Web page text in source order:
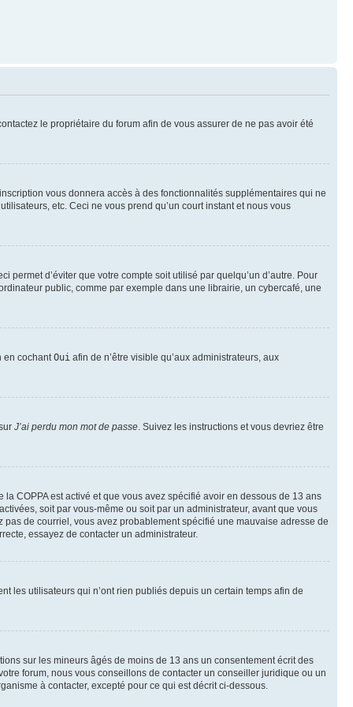
le propriétaire du forum afin de vous assurer de ne pas avoir été
vous donnera accès à des fonctionnalités supplémentaires qui ne
etc. Ceci ne vous prend qu’un court instant et nous vous
d’éviter que votre compte soit utilisé par quelqu’un d’autre. Pour
public, comme par exemple dans une librairie, un cybercafé, une
en cochant Oui afin de n’être visible qu’aux administrateurs, aux
J’ai perdu mon mot de passe . Suivez les instructions et vous devriez être
COPPA est activé et que vous avez spécifié avoir en dessous de 13 ans
soit par vous-même ou soit par un administrateur, avant que vous
de courriel, vous avez probablement spécifié une mauvaise adresse de
essayez de contacter un administrateur.
les utilisateurs qui n’ont rien publiés depuis un certain temps afin de
sur les mineurs âgés de moins de 13 ans un consentement écrit des
forum, nous vous conseillons de contacter un conseiller juridique ou un
à contacter, excepté pour ce qui est décrit ci-dessous.